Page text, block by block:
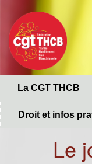
contenu
principal
La CGT THCB
Droit et infos
Le